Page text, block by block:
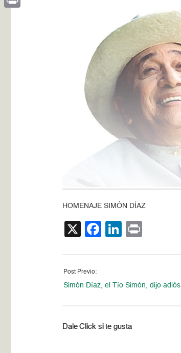
HOMENAJE SIMÓN DÍAZ
X Facebook
LinkedIn
Post Previo:
Simón Díaz, el Tío Simón, dijo adiós
Dale Click si te gusta